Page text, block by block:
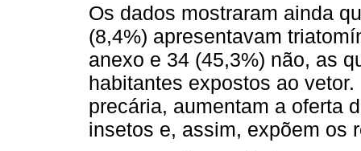
Os dados mostraram ainda
(8,4%) apresentavam
anexo e 34 (45,3%) não, as
habitantes expostos ao
precária, aumentam a oferta
insetos e, assim, expõem os